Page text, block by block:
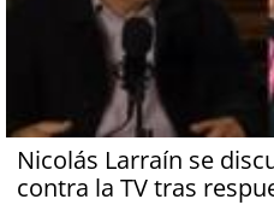
Nicolás Larraín se
contra la TV tras